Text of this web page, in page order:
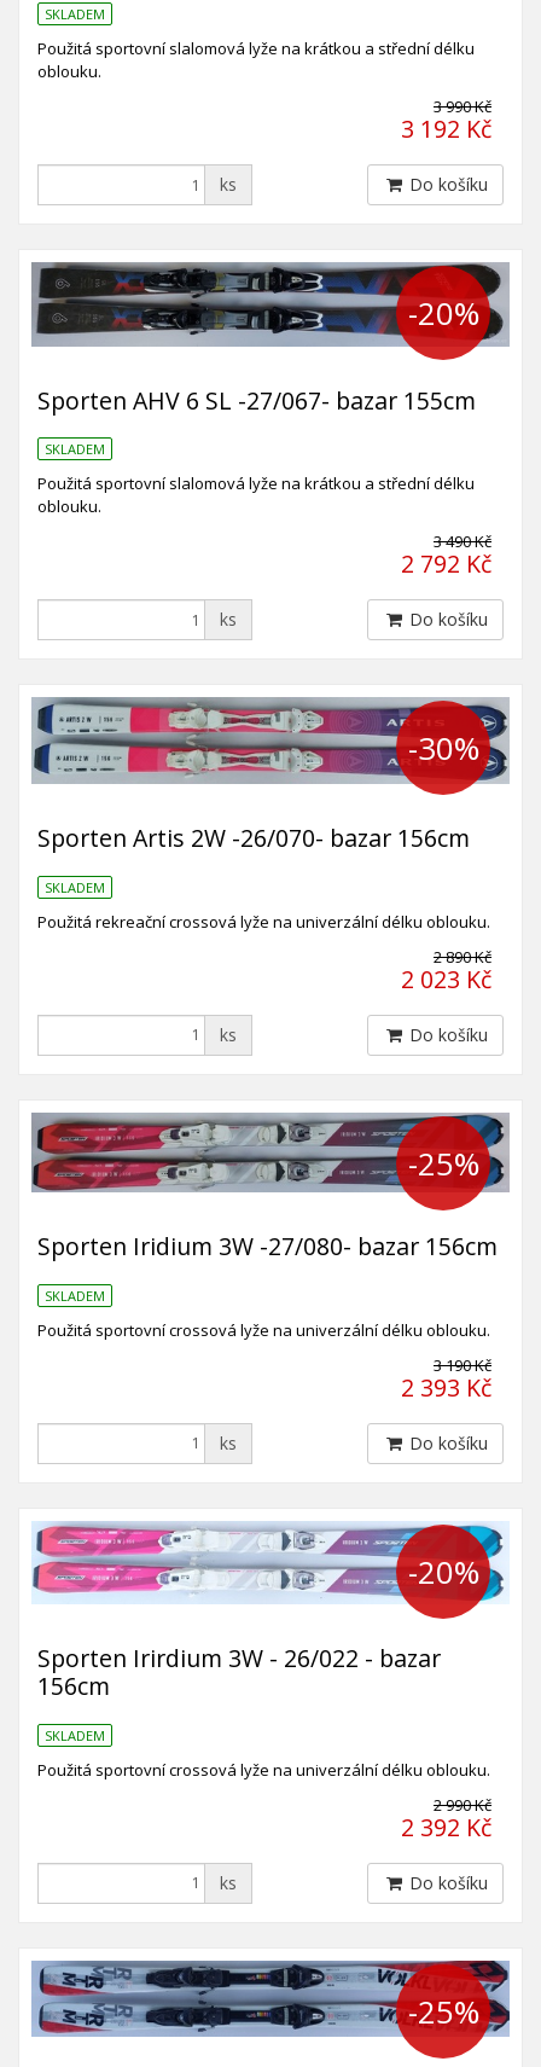
SKLADEM
Použitá sportovní slalomová lyže na krátkou a střední délku
oblouku.
3 990 Kč
3 192 Kč
ks Do košíku
-20%
Sporten AHV 6 SL -27/067- bazar 155cm
SKLADEM
Použitá sportovní slalomová lyže na krátkou a střední délku
oblouku.
3 490 Kč
2 792 Kč
ks Do košíku
-30%
Sporten Artis 2W -26/070- bazar 156cm
SKLADEM
Použitá rekreační crossová lyže na univerzální délku oblouku.
2 890 Kč
2 023 Kč
ks Do košíku
-25%
Sporten Iridium 3W -27/080- bazar 156cm
SKLADEM
Použitá sportovní crossová lyže na univerzální délku oblouku.
3 190 Kč
2 393 Kč
ks Do košíku
-20%
Sporten Irirdium 3W - 26/022 - bazar
156cm
SKLADEM
Použitá sportovní crossová lyže na univerzální délku oblouku.
2 990 Kč
2 392 Kč
ks Do košíku
-25%